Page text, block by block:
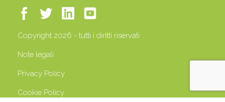
Copyright 2026 - tutti i diritti riservati
Note legali
Privacy Policy
Cookie Policy